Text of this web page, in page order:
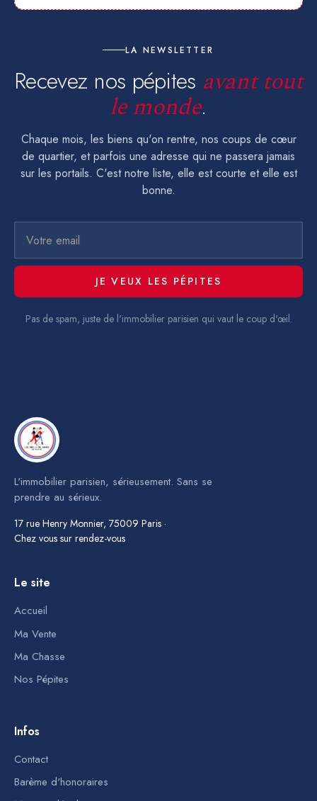
LA NEWSLETTER
Recevez nos pépites avant tout
le monde.
Chaque mois, les biens qu'on rentre, nos coups de cœur
de quartier, et parfois une adresse qui ne passera jamais
sur les portails. C'est notre liste, elle est courte et elle est
bonne.
Pas de spam, juste de l'immobilier parisien qui vaut le coup d'œil.
L'immobilier parisien, sérieusement. Sans se
prendre au sérieux.
17 rue Henry Monnier, 75009 Paris ·
Chez vous sur rendez-vous
Le site
Accueil
Ma Vente
Ma Chasse
Nos Pépites
Infos
Contact
Barème d'honoraires